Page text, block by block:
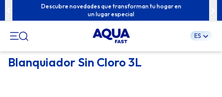
Pular
para
Descubre novedades que transforman tu hogar en
un lugar especial
ES
Blanquiador Sin Cloro 3L